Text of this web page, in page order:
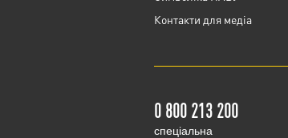
Контакти для медіа
0 800 213 200
cпеціальна